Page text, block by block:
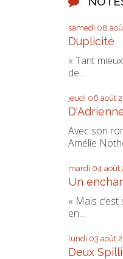
samedi 08
Duplicité
« Tant
de...
jeudi 06 août
Avec son
Amélie
mardi 04 août
Un
« Mais
en...
lundi 03 août
Deux